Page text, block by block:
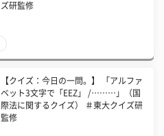
ズ研監修
【クイズ：今日の一問。】 「アルファ
ベット3文字で「EEZ」 /………」（国
際法に関するクイズ） ＃東大クイズ研
監修